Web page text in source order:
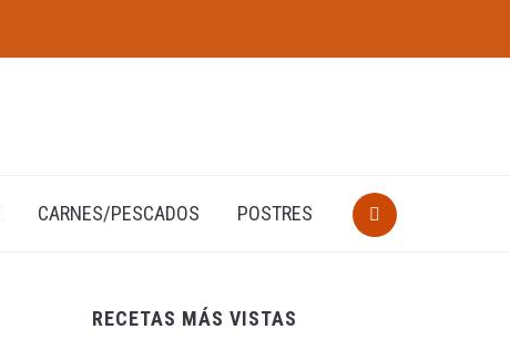
CARNES/PESCADOS POSTRES
RECETAS MÁS VISTAS